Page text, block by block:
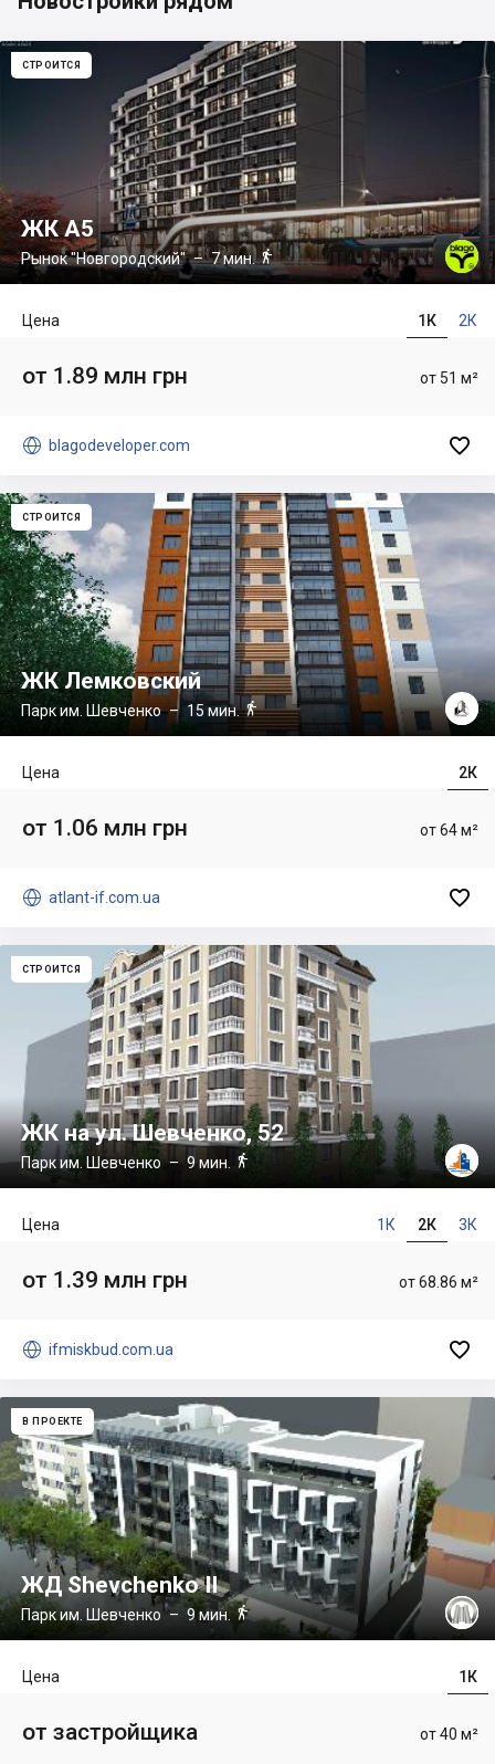
СТРОИТСЯ
ЖК А5
Рынок "Новгородский"– 7 мин.
1К 2К
Цена
от 51 м²
от 1.89 млн грн
 blagodeveloper.com 
СТРОИТСЯ
ЖК Лемковский
Парк им. Шевченко– 15 мин.
2К
Цена
от 64 м²
от 1.06 млн грн
 atlant-if.com.ua 
СТРОИТСЯ
ЖК на ул. Шевченко, 52
Парк им. Шевченко– 9 мин. 
1К 2К 3К
Цена
от 68.86 м²
от 1.39 млн грн
 ifmiskbud.com.ua 
В ПРОЕКТЕ
ЖД Shevchenko II
Парк им. Шевченко– 9 мин. 
1К
Цена
от 40 м²
от застройщика